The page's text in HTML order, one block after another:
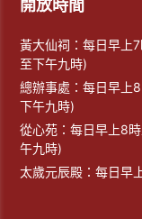
開放時間
黃大仙祠：每日早上
至下午九時)
總辦事處：每日早上
下午九時)
從心苑：每日早上8
午九時)
太歲元辰殿：每日早